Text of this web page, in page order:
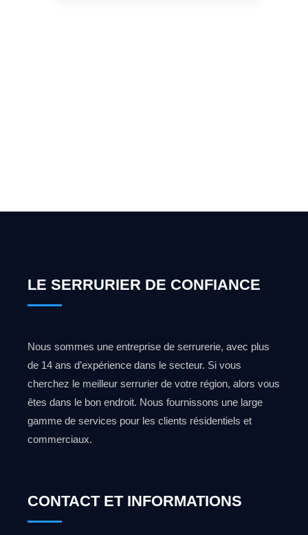
LE SERRURIER DE CONFIANCE
Nous sommes une entreprise de serrurerie, avec plus
de 14 ans d’expérience dans le secteur. Si vous
cherchez le meilleur serrurier de votre région, alors vous
êtes dans le bon endroit. Nous fournissons une large
gamme de services pour les clients résidentiels et
commerciaux.
CONTACT ET INFORMATIONS